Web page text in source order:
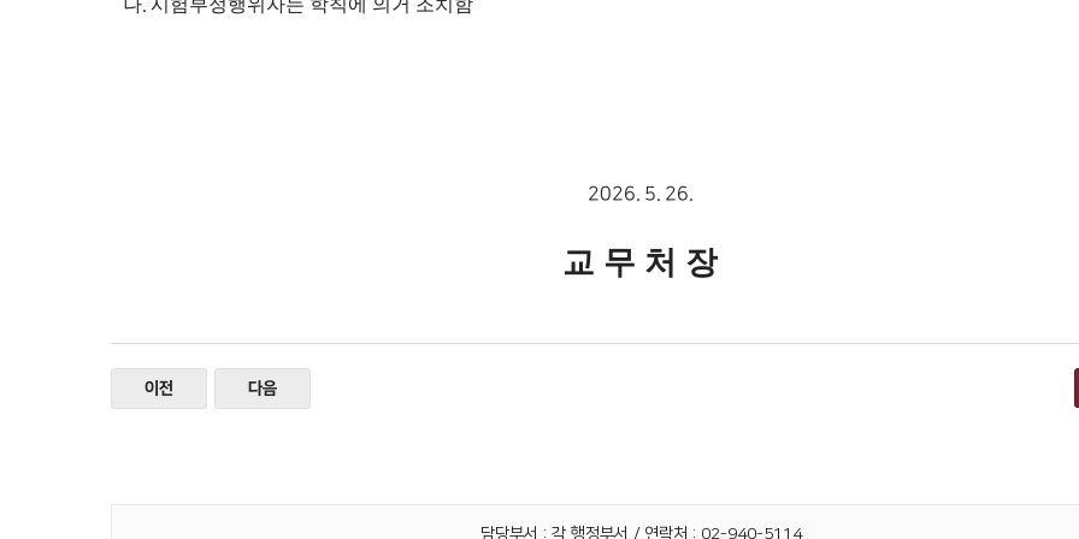
나.시험부정행위자는 학칙에 의거 조치함
2026. 5. 26.
교 무 처 장
이전 다음
담당부서 : 각 행정부서 / 연락처 : 02-940-5114